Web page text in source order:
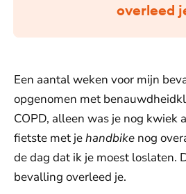
overleed
Een aantal weken voor mijn
opgenomen met
COPD, alleen was je nog kwiek
fietste met jehandbike nog
de dag dat ik je moest loslaten.
bevalling overleed je.